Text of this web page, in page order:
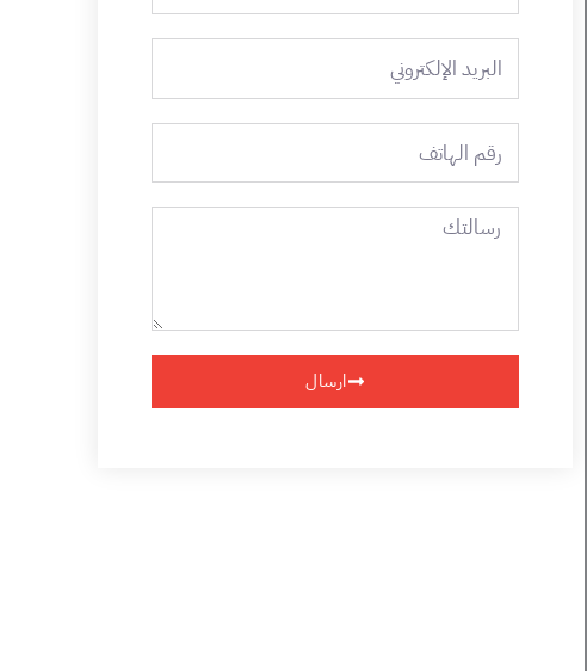
البريد
الإلكتروني
الهاتف
رسالتك
ارسال